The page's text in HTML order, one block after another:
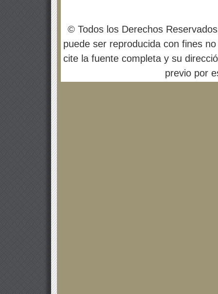
© Todos los Derechos
puede ser reproducida con fines
cite la fuente completa y su
previo por